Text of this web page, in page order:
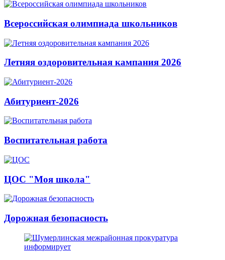
Всероссийская олимпиада школьников
Летняя оздоровительная кампания 2026
Абитуриент-2026
Воспитательная работа
ЦОС "Моя школа"
Дорожная безопасность